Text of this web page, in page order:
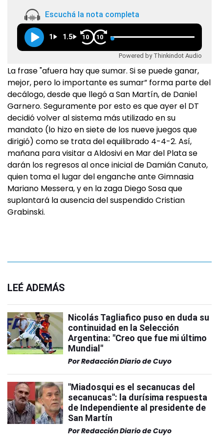
Escuchá la nota completa
1 1.5 10 10
Powered by Thinkindot Audio
La frase "afuera hay que sumar. Si se puede ganar,
mejor, pero lo importante es sumar” forma parte del
decálogo, desde que llegó a San Martín, de Daniel
Garnero. Seguramente por esto es que ayer el DT
decidió volver al sistema más utilizado en su
mandato (lo hizo en siete de los nueve juegos que
dirigió) como se trata del equilibrado 4-4-2. Así,
mañana para visitar a Aldosivi en Mar del Plata se
darán los regresos al once inicial de Damián Canuto,
quien toma el lugar del enganche ante Gimnasia
Mariano Messera, y en la zaga Diego Sosa que
suplantará la ausencia del suspendido Cristian
Grabinski.
LEÉ ADEMÁS
Nicolás Tagliafico puso en duda su
continuidad en la Selección
Argentina: "Creo que fue mi último
Mundial"
PorRedacción Diario de Cuyo
"Miadosqui es el secanucas del
secanucas": la durísima respuesta
de Independiente al presidente de
San Martín
PorRedacción Diario de Cuyo